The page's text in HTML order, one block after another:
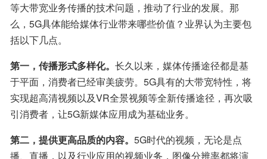
等大带宽业务传播的技术问题，推动了行业的发展。那
么，5G具体能给媒体行业带来哪些价值？业界认为主要包
括以下几点。
第一，传播形式多样化。 长久以来，媒体传播途径都是基
于平面，消费者已经审美疲劳。5G具有的大带宽特性，将
实现超高清视频以及VR全景视频等全新传播途径，再次吸
引消费者，让5G新媒体应用成为基础业务。
第二，提供更高品质的内容。 5G时代的视频，无论是点
播、直播，以及行业应用的视频业务，图像分辨率都将演